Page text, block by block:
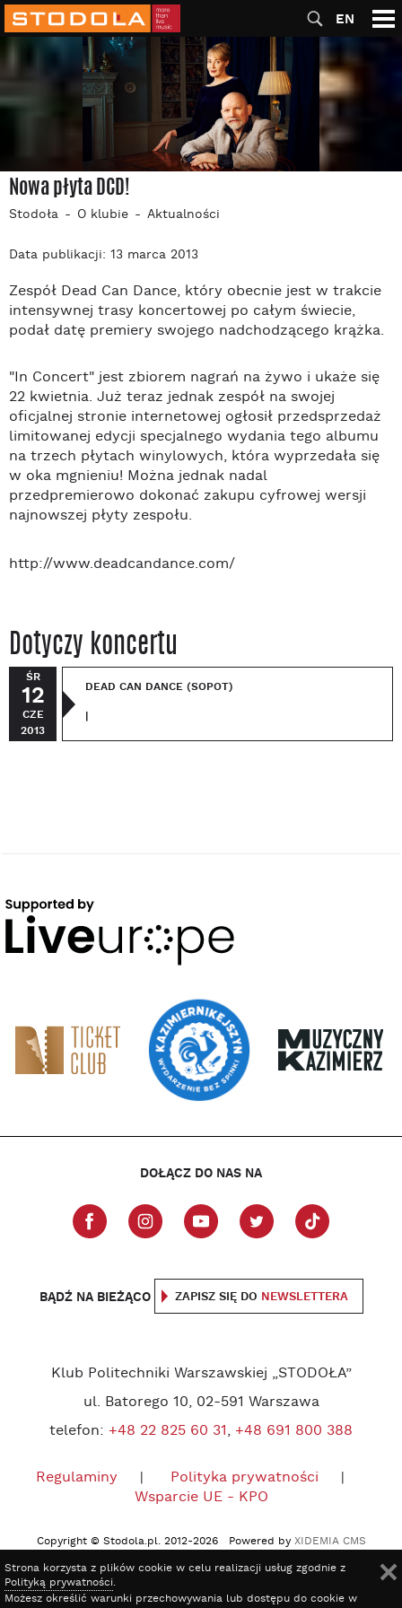
EN
Nowa płyta DCD!
Stodoła O klubie Aktualności
Data publikacji: 13 marca 2013
Zespół Dead Can Dance, który obecnie jest w trakcie
intensywnej trasy koncertowej po całym świecie,
podał datę premiery swojego nadchodzącego krążka.
"In Concert" jest zbiorem nagrań na żywo i ukaże się
22 kwietnia. Już teraz jednak zespół na swojej
oficjalnej stronie internetowej ogłosił przedsprzedaż
limitowanej edycji specjalnego wydania tego albumu
na trzech płytach winylowych, która wyprzedała się
w oka mgnieniu! Można jednak nadal
przedpremierowo dokonać zakupu cyfrowej wersji
najnowszej płyty zespołu.
http://www.deadcandance.com/
Dotyczy koncertu
ŚR
12
CZE
2013
DEAD CAN DANCE (SOPOT)
DOŁĄCZ DO NAS NA
BĄDŹ NA BIEŻĄCO ZAPISZ SIĘ DO NEWSLETTERA
Klub Politechniki Warszawskiej „STODOŁA”
ul. Batorego 10, 02-591 Warszawa
telefon: +48 22 825 60 31, +48 691 800 388
Regulaminy
Polityka prywatności
Wsparcie UE - KPO
Copyright © Stodola.pl. 2012-2026 Powered by XIDEMIA CMS
Strona korzysta z plików cookie w celu realizacji usług zgodnie z
Polityką prywatności.
Możesz określić warunki przechowywania lub dostępu do cookie w